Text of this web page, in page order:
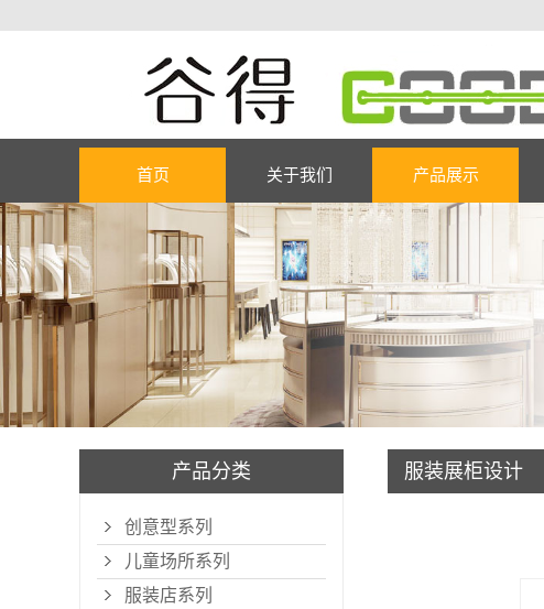
首页 关于我们 产品展示
产品分类
创意型系列
儿童场所系列
服装店系列
服装展柜设计